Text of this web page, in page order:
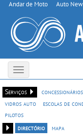
Andar de Moto Auto
Toggle
navigation
Serviços
concessionários
vidros auto
escolas de
pilotos
directório
mapa